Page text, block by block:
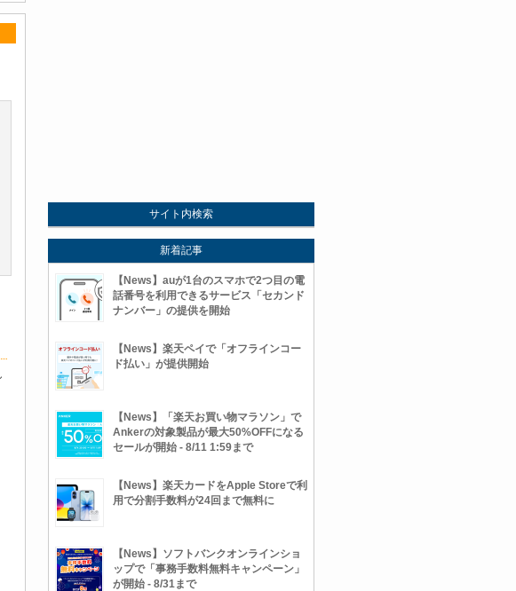
サイト内検索
新着記事
【News】auが1台のスマホで2つ目の電
話番号を利用できるサービス「セカンド
ナンバー」の提供を開始
【News】楽天ペイで「オフラインコー
ド払い」が提供開始
【News】「楽天お買い物マラソン」で
Ankerの対象製品が最大50%OFFになる
セールが開始 - 8/11 1:59まで
【News】楽天カードをApple Storeで利
用で分割手数料が24回まで無料に
【News】ソフトバンクオンラインショ
ップで「事務手数料無料キャンペーン」
が開始 - 8/31まで